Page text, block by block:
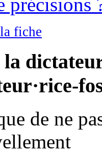
précisions
fiche
la
de ne